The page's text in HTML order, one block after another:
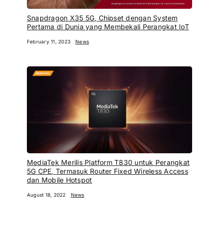
Snapdragon X35 5G, Chipset dengan System
Pertama di Dunia yang Membekali Perangkat IoT
February 11, 2023 News
MediaTek Merilis Platform T830 untuk Perangkat
5G CPE, Termasuk Router Fixed Wireless Access
dan Mobile Hotspot
August 18, 2022 News